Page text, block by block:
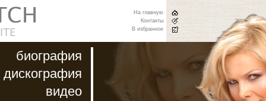
биография
дискография
видео
На главную
Контакты
В избранное